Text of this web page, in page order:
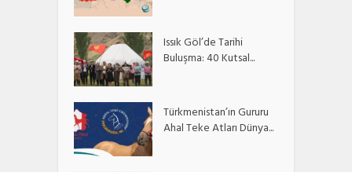
Issık Göl’de Tarihi
Buluşma: 40 Kutsal...
Türkmenistan’ın Gururu
Ahal Teke Atları Dünya...